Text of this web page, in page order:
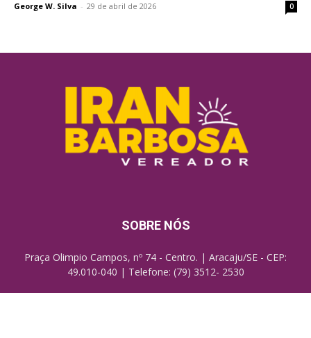
George W. Silva - 29 de abril de 2026 0
SOBRE NÓS
Praça Olimpio Campos, nº 74 - Centro. | Aracaju/SE - CEP:
49.010-040 | Telefone: (79) 3512- 2530